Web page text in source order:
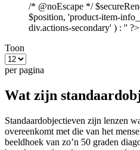
/* @noEscape */
$position, 'product-item-
div.actions-secondary' ) : '' ?>
Toon
per pagina
Wat zijn
Standaardobjectieven zijn lenzen
overeenkomt met die van het
beeldhoek van zo’n 50 graden